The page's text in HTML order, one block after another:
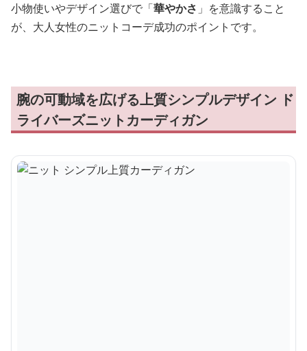
小物使いやデザイン選びで「華やかさ 」を意識すること
が、大人女性のニットコーデ成功のポイントです。
腕の可動域を広げる上質シンプルデザイン ド
ライバーズニットカーディガン